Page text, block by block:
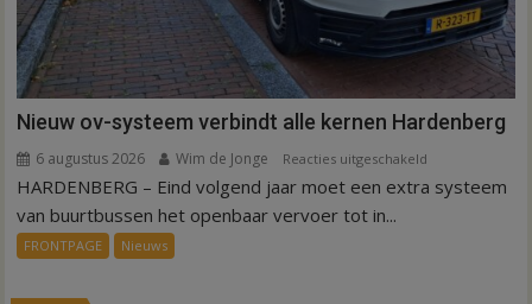
Nieuw ov-systeem verbindt alle kernen Hardenberg
6 augustus 2026 Wim de Jonge Reacties uitgeschakeld
Nieuw
HARDENBERG – Eind volgend jaar moet een extra systeem
van buurtbussen het openbaar vervoer tot in...
FRONTPAGE Nieuws